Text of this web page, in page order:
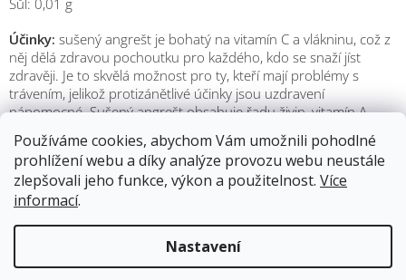
Používáme cookies, abychom Vám umožnili pohodlné
prohlížení webu a díky analýze provozu webu neustále
zlepšovali jeho funkce, výkon a použitelnost. Více
informací.
Nastavení
Účinky: sušený angrešt je bohatý na vitamín C a vlákninu, což z
něj dělá zdravou pochoutku pro každého, kdo se snaží jíst
zdravěji. Je to skvělá možnost pro ty, kteří mají problémy s
trávením, jelikož protizánětlivé účinky jsou uzdravení
nápomocné. Sušený angrešt obsahuje řadu živin, vitamín A,
flavonoidy a antokyaniny, které mohou pomoci chránit tělo
před oxidativním stresem.
Použití:sušené angrešty mají silnou a kyselou chuť, což z nich
džemů. Také se často používají jako přísada do müsli, granoly a